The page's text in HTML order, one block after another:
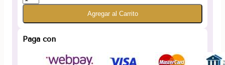
Palestino
Azul
cantidad
Agregar al Carrito
Paga con